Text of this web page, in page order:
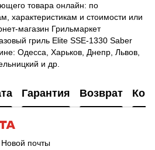
товара онлайн: по
характеристикам и стоимости или
магазин Грильмаркет
гриль Elite SSE-1330 Saber
Одесса, Харьков, Днепр, Львов,
и др.
Гарантия Возврат
Новой почты